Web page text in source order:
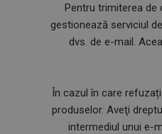
Pentru trimiterea de
gestionează serviciul
dvs. de e-mail.
În cazul în care
produselor. Aveţi
intermediul unui e-